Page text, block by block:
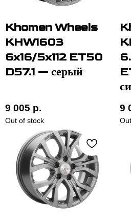
Khomen Wheels
KHW1603
6x16/5x112 ET50
D57.1 — серый
9 005 р.
Out of stock
9